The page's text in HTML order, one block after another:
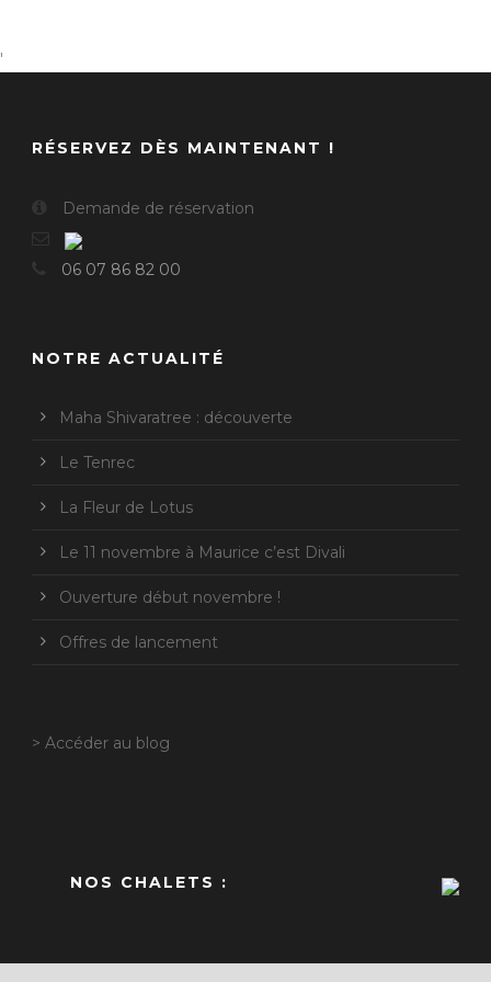
'
RÉSERVEZ DÈS MAINTENANT !
Demande de réservation
06 07 86 82 00
NOTRE ACTUALITÉ
Maha Shivaratree : découverte
Le Tenrec
La Fleur de Lotus
Le 11 novembre à Maurice c’est Divali
Ouverture début novembre !
Offres de lancement
> Accéder au blog
NOS CHALETS :